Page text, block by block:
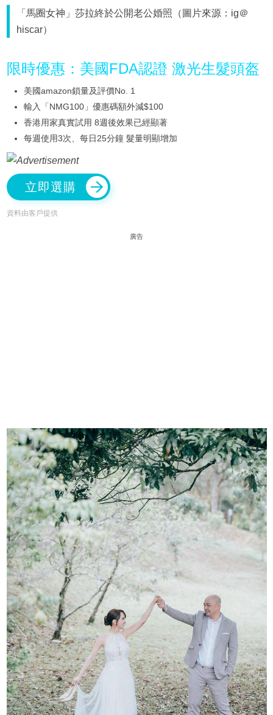
「馬圈女神」莎拉終於公開老公婚照（圖片來源：ig＠
hiscar）
限時優惠：美國FDA認證 激光生髮頭盔
美國amazon鎖量及評價No. 1
輸入「NMG100」優惠碼額外減$100
香港用家真實試用 8週後效果已經顯著
每週使用3次、每日25分鐘 髮量明顯增加
立即選購
資料由客戶提供
廣告